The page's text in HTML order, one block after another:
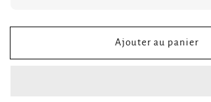
Personnalisée
Atsem
Ajouter au panier